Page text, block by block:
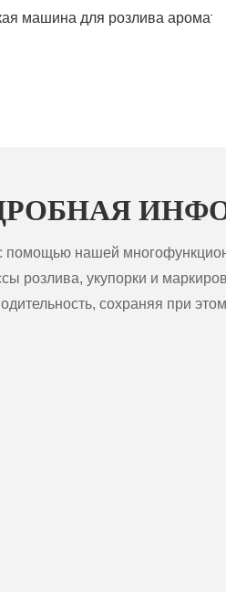
помощью нашей
розлива, укупорки и
сохраняя при